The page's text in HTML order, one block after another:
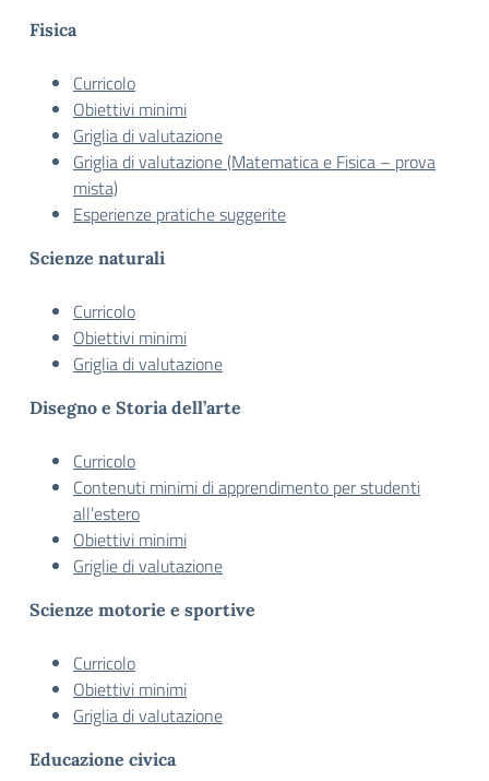
Fisica
Curricolo
Obiettivi minimi
Griglia di valutazione
Griglia di valutazione (Matematica e Fisica – prova
mista)
Esperienze pratiche suggerite
Scienze naturali
Curricolo
Obiettivi minimi
Griglia di valutazione
Disegno e Storia dell’arte
Curricolo
Contenuti minimi di apprendimento per studenti
all’estero
Obiettivi minimi
Griglie di valutazione
Scienze motorie e sportive
Curricolo
Obiettivi minimi
Griglia di valutazione
Educazione civica